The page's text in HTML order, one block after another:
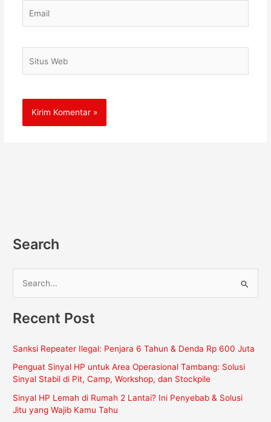
Web
Search
r
u
n
t
u
k
Recent Post
Sanksi Repeater Ilegal: Penjara 6 Tahun & Denda Rp 600 Juta
Penguat Sinyal HP untuk Area Operasional Tambang: Solusi
Sinyal Stabil di Pit, Camp, Workshop, dan Stockpile
Sinyal HP Lemah di Rumah 2 Lantai? Ini Penyebab & Solusi
Jitu yang Wajib Kamu Tahu